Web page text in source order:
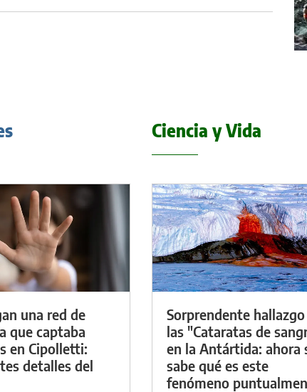
una red de
que captaba
en Cipolletti:
detalles del
Ciencia y Vida
Sorprendente
las "Cataratas de
en la Antártida: ahora
sabe qué es este
fenómeno